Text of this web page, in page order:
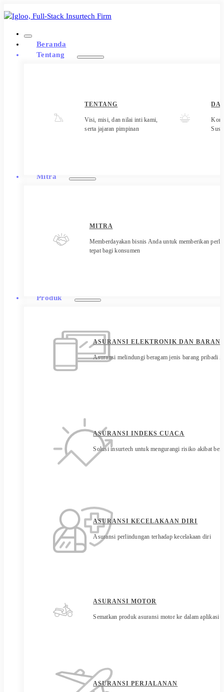
Beranda
Tentang
TENTANG
Visi, misi, dan nilai inti kami,
serta jajaran pimpinan
Mitra
MITRA
Memberdayakan bisnis Anda untuk memberikan
tepat bagi konsumen
Produk
ASURANSI ELEKTRONIK DAN
Asuransi melindungi beragam jenis barang pribadi
ASURANSI INDEKS CUACA
Solusi insurtech untuk mengurangi risiko akibat
ASURANSI KECELAKAAN DIRI
Asuransi perlindungan terhadap kecelakaan diri
ASURANSI MOTOR
Sematkan produk asuransi motor ke dalam aplikasi
ASURANSI PERJALANAN